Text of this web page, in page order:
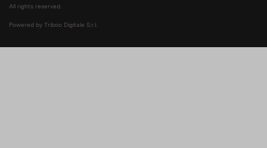
All rights reserved.
Powered by Triboo Digitale S.r.l.